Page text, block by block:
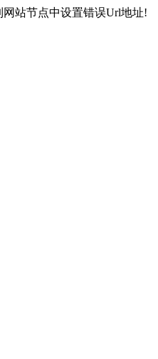
站节点中设置错误Url地址!